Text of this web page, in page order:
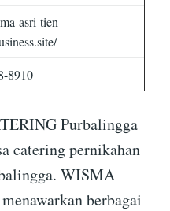
asri-tien-
8910
Purbalingga
catering pernikahan
WISMA
berbagai